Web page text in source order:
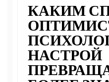
КАКИМ
НАСТРОЙ